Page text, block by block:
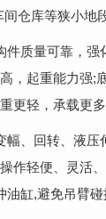
仓库等狭小地
件质量可靠，
，起重能力强;
更轻，承载更多
幅、回转、液压
作轻便、灵活
缸,避免吊臂碰